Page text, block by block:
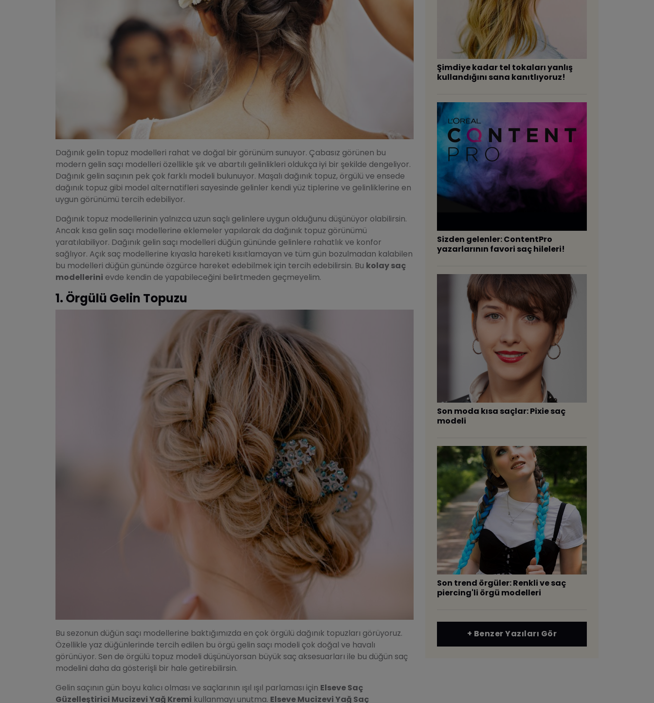
Dağınık gelin topuz modelleri rahat ve doğal bir görünüm sunuyor. Çabasız görünen bu
modern gelin saçı modelleri özellikle şık ve abartılı gelinlikleri oldukça iyi bir şekilde dengeliyor.
Dağınık gelin saçının pek çok farklı modeli bulunuyor. Maşalı dağınık topuz, örgülü ve ensede
dağınık topuz gibi model alternatifleri sayesinde gelinler kendi yüz tiplerine ve gelinliklerine en
uygun görünümü tercih edebiliyor.
Dağınık topuz modellerinin yalnızca uzun saçlı gelinlere uygun olduğunu düşünüyor olabilirsin.
Ancak kısa gelin saçı modellerine eklemeler yapılarak da dağınık topuz görünümü
yaratılabiliyor. Dağınık gelin saçı modelleri düğün gününde gelinlere rahatlık ve konfor
sağlıyor. Açık saç modellerine kıyasla hareketi kısıtlamayan ve tüm gün bozulmadan kalabilen
bu modelleri düğün gününde özgürce hareket edebilmek için tercih edebilirsin. Bu kolay saç
modellerini evde kendin de yapabileceğini belirtmeden geçmeyelim.
1. Örgülü Gelin Topuzu
Bu sezonun düğün saçı modellerine baktığımızda en çok örgülü dağınık topuzları görüyoruz.
Özellikle yaz düğünlerinde tercih edilen bu örgü gelin saçı modeli çok doğal ve havalı
görünüyor. Sen de örgülü topuz modeli düşünüyorsan büyük saç aksesuarları ile bu düğün saç
modelini daha da gösterişli bir hale getirebilirsin.
Gelin saçının gün boyu kalıcı olması ve saçlarının ışıl ışıl parlaması için Elseve Saç
Güzelleştirici Mucizevi Yağ Kremi kullanmayı unutma. Elseve Mucizevi Yağ Saç
Şimdiye kadar tel tokaları yanlış
kullandığını sana kanıtlıyoruz!
Sizden gelenler: ContentPro
yazarlarının favori saç hileleri!
Son moda kısa saçlar: Pixie saç
modeli
​Son trend örgüler: Renkli ve saç
piercing'li örgü modelleri
+ Benzer Yazıları Gör